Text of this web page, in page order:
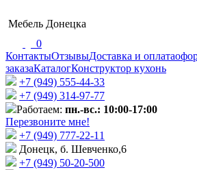
Мебель Донецка
0
КонтактыОтзывыДоставка и оплата
заказаКаталогКонструктор кухонь
+7 (949) 555-44-33
+7 (949) 314-97-77
Работаем: пн.-вс.: 10:00-17:00
Перезвоните мне!
+7 (‎949) 777-22-11
Донецк, б. Шевченко,6
+7 (949) 50-20-500